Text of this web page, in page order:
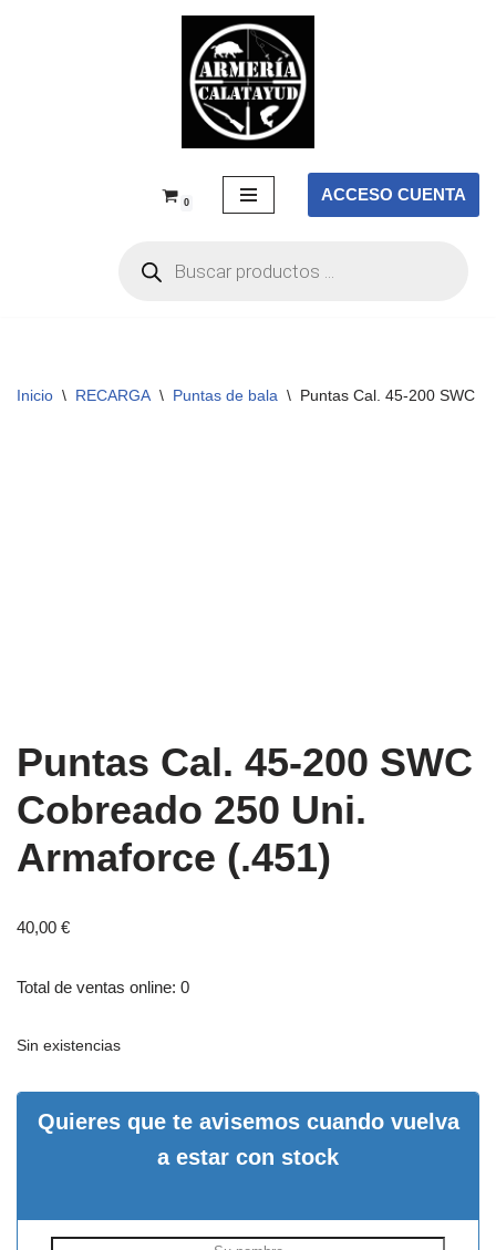
0 ACCESO CUENTA
Inicio \ RECARGA \ Puntas de bala \ Puntas Cal. 45-200 SWC
Puntas Cal. 45-200 SWC
Cobreado 250 Uni.
Armaforce (.451)
40,00 €
Total de ventas online: 0
Sin existencias
Quieres que te avisemos cuando vuelva
a estar con stock